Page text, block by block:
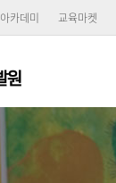
아카데미 교육마켓